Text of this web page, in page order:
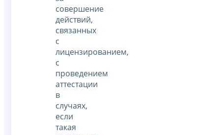
совершение
действий,
связанных
с
лицензированием,
с
проведением
аттестации
в
случаях,
если
такая